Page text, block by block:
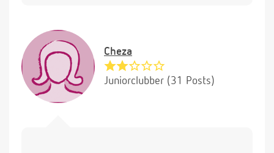
Cheza
Juniorclubber (31 Posts)